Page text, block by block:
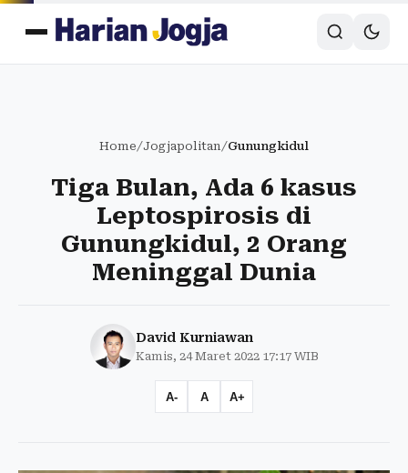
Home/Jogjapolitan/Gunungkidul
Tiga Bulan, Ada 6 kasus
Leptospirosis di
Gunungkidul, 2 Orang
Meninggal Dunia
David Kurniawan
Kamis, 24 Maret 2022 17:17 WIB
A- A A+